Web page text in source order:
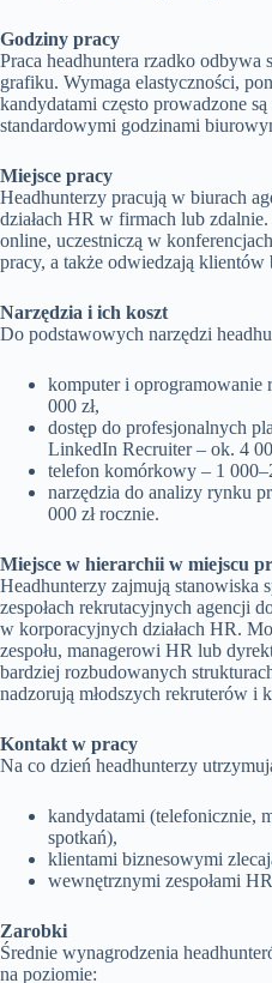
Godziny pracy
Praca headhuntera rzadko odbywa
grafiku. Wymaga elastyczności,
kandydatami często prowadzone
standardowymi godzinami
Miejsce pracy
Headhunterzy pracują w biurach
działach HR w firmach lub
online, uczestniczą w
pracy, a także odwiedzają klientów
Narzędzia i ich koszt
Do podstawowych narzędzi
komputer i oprogramowanie
000 zł,
dostęp do profesjonalnych
LinkedIn Recruiter – ok. 4
telefon komórkowy – 1
narzędzia do analizy rynku
000 zł rocznie.
Miejsce w hierarchii w miejscu
Headhunterzy zajmują stanowiska
zespołach rekrutacyjnych agencji
w korporacyjnych działach HR.
zespołu, managerowi HR lub
bardziej rozbudowanych
nadzorują młodszych rekruterów i
Kontakt w pracy
Na co dzień headhunterzy
kandydatami (telefonicznie,
spotkań),
klientami biznesowymi
wewnętrznymi zespołami
Zarobki
Średnie wynagrodzenia
na poziomie: